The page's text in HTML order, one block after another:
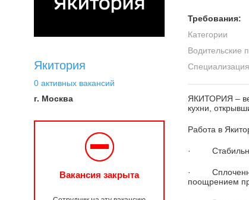
Якитория
0 активных вакансий
г. Москва
Вакансия закрыта
Требования:
Категории
Водительские
Специализация
ЯКИТОРИЯ –
кухни,
Работа в
·
·
поощрением